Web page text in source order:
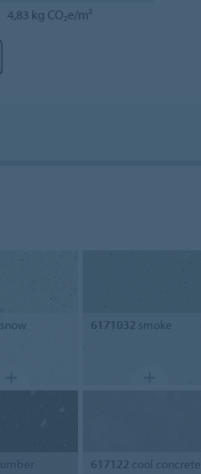
4,83 kg CO₂e/m²
snow 6171032 smoke
umber 617122 cool concrete